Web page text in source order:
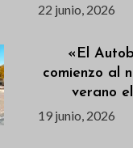
22 junio, 2026
«El
comienzo al
verano
19 junio, 2026